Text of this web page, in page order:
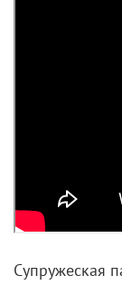
Супружеская